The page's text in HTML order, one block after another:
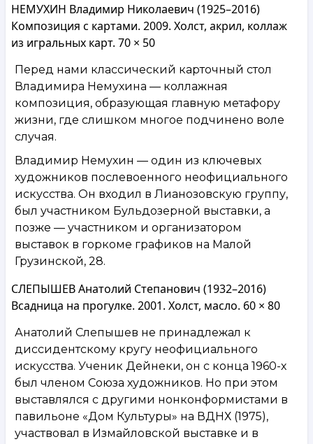
НЕМУХИН Владимир Николаевич (1925–2016)
Композиция с картами. 2009. Холст, акрил, коллаж
из игральных карт. 70 × 50
Перед нами классический карточный стол
Владимира Немухина — коллажная
композиция, образующая главную метафору
жизни, где слишком многое подчинено воле
случая.
Владимир Немухин — один из ключевых
художников послевоенного неофициального
искусства. Он входил в Лианозовскую группу,
был участником Бульдозерной выставки, а
позже — участником и организатором
выставок в горкоме графиков на Малой
Грузинской, 28.
СЛЕПЫШЕВ Анатолий Степанович (1932–2016)
Всадница на прогулке. 2001. Холст, масло. 60 × 80
Анатолий Слепышев не принадлежал к
диссидентскому кругу неофициального
искусства. Ученик Дейнеки, он с конца 1960-х
был членом Союза художников. Но при этом
выставлялся с другими нонконформистами в
павильоне «Дом Культуры» на ВДНХ (1975),
участвовал в Измайловской выставке и в